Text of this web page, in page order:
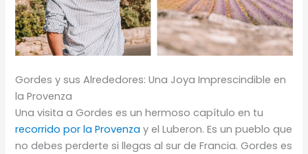
Gordes y sus Alrededores: Una Joya Imprescindible en
la Provenza
Una visita a Gordes es un hermoso capítulo en tu
recorrido por la Provenza y el Luberon. Es un pueblo que
no debes perderte si llegas al sur de Francia. Gordes es